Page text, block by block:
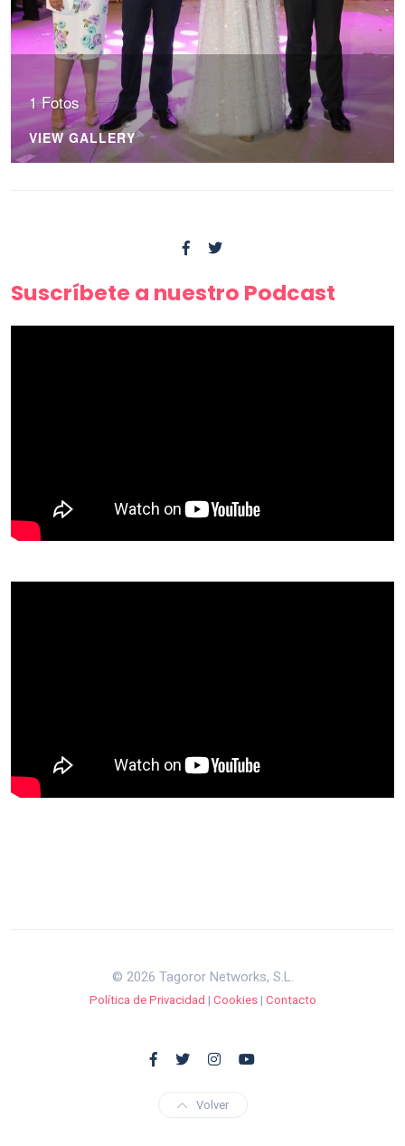
1 Fotos
VIEW GALLERY
Suscríbete a nuestro Podcast
© 2026 Tagoror Networks, S.L.
Política de Privacidad | Cookies| Contacto
Volver